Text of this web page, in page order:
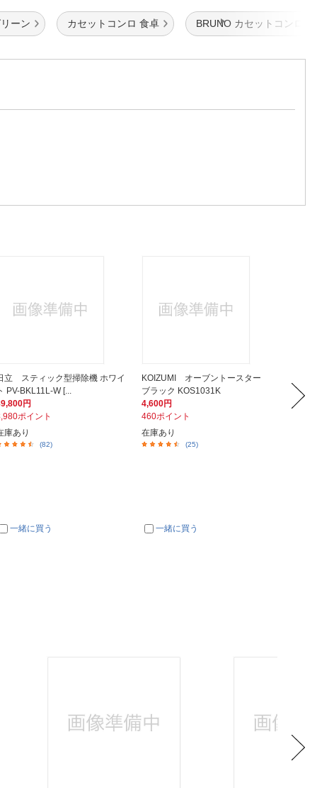
ーン カセットコンロ 食卓 BRUNO カセットコンロ
立 スティック型掃除機 ホワイ
PV-BKL11L-W [...
円
ポイント
庫あり
(82)
一緒に買う
KOIZUMI オーブントースター
ブラック KOS1031K
4,600円
460ポイント
在庫あり
(25)
一緒に買う
バッ
12,894